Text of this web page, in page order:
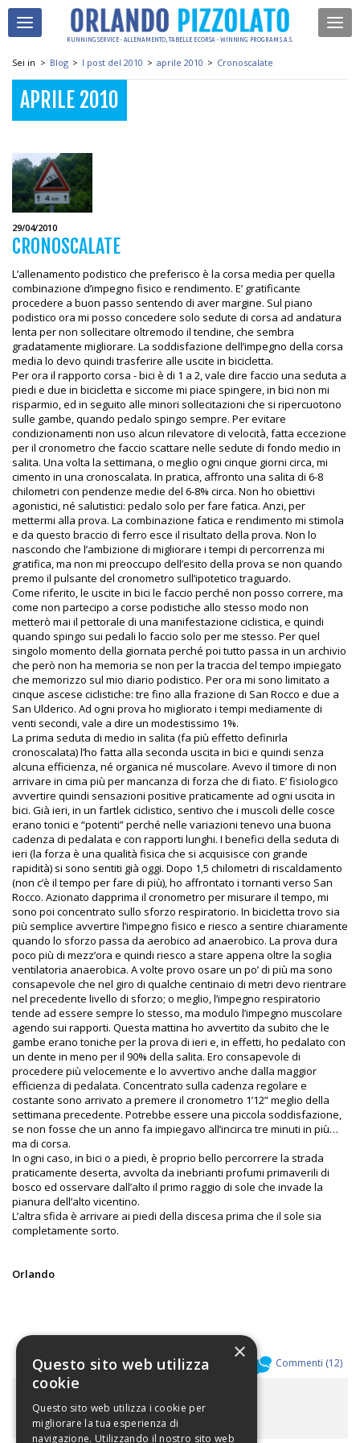
RUNNING SERVICE - ALLENAMENTO, TABELLE E CORSA - WINNING PROGRAM S.A.S.
Sei in > Blog > I post del 2010 > aprile 2010 > Cronoscalate
APRILE 2010
29/04/2010
CRONOSCALATE
L’allenamento podistico che preferisco è la corsa media per quella
combinazione d’impegno fisico e rendimento. E’ gratificante
procedere a buon passo sentendo di aver margine. Sul piano
podistico ora mi posso concedere solo sedute di corsa ad andatura
lenta per non sollecitare oltremodo il tendine, che sembra
gradatamente migliorare. La soddisfazione dell’impegno della corsa
media lo devo quindi trasferire alle uscite in bicicletta.
Per ora il rapporto corsa - bici è di 1 a 2, vale dire faccio una seduta a
piedi e due in bicicletta e siccome mi piace spingere, in bici non mi
risparmio, ed in seguito alle minori sollecitazioni che si ripercuotono
sulle gambe, quando pedalo spingo sempre. Per evitare
condizionamenti non uso alcun rilevatore di velocità, fatta eccezione
per il cronometro che faccio scattare nelle sedute di fondo medio in
salita. Una volta la settimana, o meglio ogni cinque giorni circa, mi
cimento in una cronoscalata. In pratica, affronto una salita di 6-8
chilometri con pendenze medie del 6-8% circa. Non ho obiettivi
agonistici, né salutistici: pedalo solo per fare fatica. Anzi, per
mettermi alla prova. La combinazione fatica e rendimento mi stimola
e da questo braccio di ferro esce il risultato della prova. Non lo
nascondo che l’ambizione di migliorare i tempi di percorrenza mi
gratifica, ma non mi preoccupo dell’esito della prova se non quando
premo il pulsante del cronometro sull’ipotetico traguardo.
Come riferito, le uscite in bici le faccio perché non posso correre, ma
come non partecipo a corse podistiche allo stesso modo non
metterò mai il pettorale di una manifestazione ciclistica, e quindi
quando spingo sui pedali lo faccio solo per me stesso. Per quel
singolo momento della giornata perché poi tutto passa in un archivio
che però non ha memoria se non per la traccia del tempo impiegato
che memorizzo sul mio diario podistico. Per ora mi sono limitato a
cinque ascese ciclistiche: tre fino alla frazione di San Rocco e due a
San Ulderico. Ad ogni prova ho migliorato i tempi mediamente di
venti secondi, vale a dire un modestissimo 1%.
La prima seduta di medio in salita (fa più effetto definirla
cronoscalata) l’ho fatta alla seconda uscita in bici e quindi senza
alcuna efficienza, né organica né muscolare. Avevo il timore di non
arrivare in cima più per mancanza di forza che di fiato. E’ fisiologico
avvertire quindi sensazioni positive praticamente ad ogni uscita in
bici. Già ieri, in un fartlek ciclistico, sentivo che i muscoli delle cosce
erano tonici e “potenti” perché nelle variazioni tenevo una buona
cadenza di pedalata e con rapporti lunghi. I benefici della seduta di
ieri (la forza è una qualità fisica che si acquisisce con grande
rapidità) si sono sentiti già oggi. Dopo 1,5 chilometri di riscaldamento
(non c’è il tempo per fare di più), ho affrontato i tornanti verso San
Rocco. Azionato dapprima il cronometro per misurare il tempo, mi
sono poi concentrato sullo sforzo respiratorio. In bicicletta trovo sia
più semplice avvertire l’impegno fisico e riesco a sentire chiaramente
quando lo sforzo passa da aerobico ad anaerobico. La prova dura
poco più di mezz’ora e quindi riesco a stare appena oltre la soglia
ventilatoria anaerobica. A volte provo osare un po’ di più ma sono
consapevole che nel giro di qualche centinaio di metri devo rientrare
nel precedente livello di sforzo; o meglio, l’impegno respiratorio
tende ad essere sempre lo stesso, ma modulo l’impegno muscolare
agendo sui rapporti. Questa mattina ho avvertito da subito che le
gambe erano toniche per la prova di ieri e, in effetti, ho pedalato con
un dente in meno per il 90% della salita. Ero consapevole di
procedere più velocemente e lo avvertivo anche dalla maggior
efficienza di pedalata. Concentrato sulla cadenza regolare e
costante sono arrivato a premere il cronometro 1’12” meglio della
settimana precedente. Potrebbe essere una piccola soddisfazione,
se non fosse che un anno fa impiegavo all’incirca tre minuti in più…
ma di corsa.
In ogni caso, in bici o a piedi, è proprio bello percorrere la strada
praticamente deserta, avvolta da inebrianti profumi primaverili di
bosco ed osservare dall’alto il primo raggio di sole che invade la
pianura dell’alto vicentino.
L’altra sfida è arrivare ai piedi della discesa prima che il sole sia
completamente sorto.
Orlando
Allegati ( Commenti (12)
ALLEGATI
×
Questo sito web utilizza
cookie
Questo sito web utilizza i cookie per
migliorare la tua esperienza di
navigazione. Utilizzando il nostro sito web